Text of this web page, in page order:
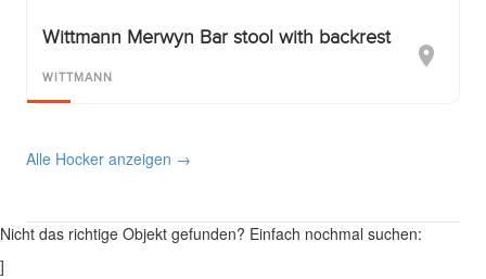
Wittmann Merwyn Bar stool with backrest
WITTMANN
Alle Hocker anzeigen →
Nicht das richtige Objekt gefunden? Einfach nochmal suchen:
]